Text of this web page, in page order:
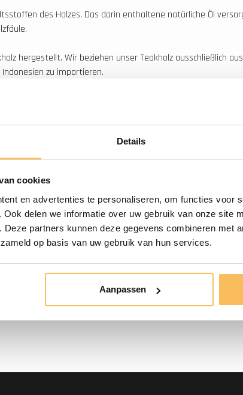
Details
cookies
en advertenties te personaliseren, om functies voor
delen we informatie over uw gebruik van onze site
Deze partners kunnen deze gegevens combineren met
op basis van uw gebruik van hun services.
Aanpassen
des Holzes. Das darin enthaltene natürliche Öl
hergestellt. Wir beziehen unser Teakholz ausschließlich
zu importieren.
ist es aufgrund seiner natürlichen Eigenschaften
unbehandelt im Freien stehen und werden mit der Zeit
regelmäßig ergänzen und um neue Produkte erweitern.
hochwertiger Materialien wie Massivholz und Naturstein
anbieten. Da wir sehr regelmäßig Container mit
liefern können und Sie die Möbel schnell nutzen können.
Fall werden wir alles tun, um das Produkt wieder auf
oder rufen Sie uns unter +31 553 031 440 an.